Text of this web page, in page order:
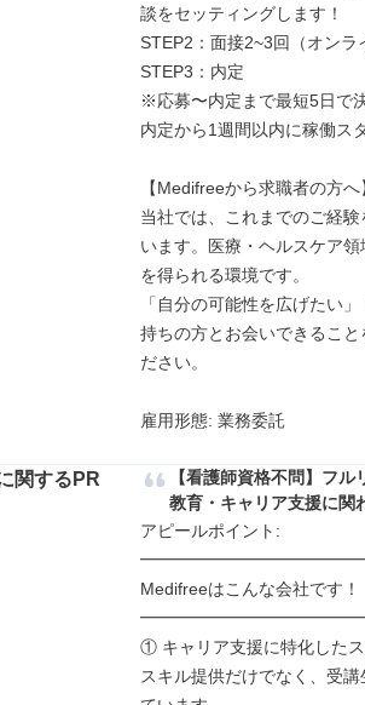
談をセッティングします！
STEP2：面接2~3回（オンラ
STEP3：内定
※応募〜内定まで最短5日で
内定から1週間以内に稼働ス
【Medifreeから求職者の方へ
当社では、これまでのご経
います。医療・ヘルスケア
を得られる環境です。
「自分の可能性を広げたい
持ちの方とお会いできるこ
ださい。
雇用形態: 業務委託
関するPR
【看護師資格不問】フ
教育・キャリア支援に関
アピールポイント:
Medifreeはこんな会社です！
① キャリア支援に特化した
スキル提供だけでなく、受